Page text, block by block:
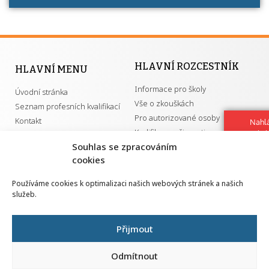
Souhlas se zpracováním
cookies
Používáme cookies k optimalizaci našich webových stránek a našich
služeb.
Přijmout
Odmítnout
HLAVNÍ MENU
Úvodní stránka
Seznam profesních kvalifikací
Kontakt
HLAVNÍ ROZCESTNÍK
Informace pro školy
Vše o zkouškách
Pro autorizované osoby
Kvalifikace a živnosti
GDPR
Národní pedagogický institut ČR
Senovážné náměstí 25
110 00 Praha 1